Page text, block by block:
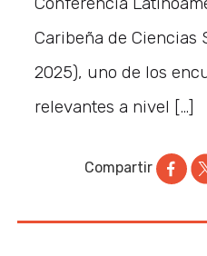
Caribeña de Ciencias
2025), uno de los
relevantes a nivel […]
Compartir